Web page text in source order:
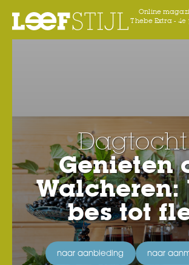
Online
Thebe Extra -4e
Genieten
Walcheren:
bes tot
naar aanbieding naar